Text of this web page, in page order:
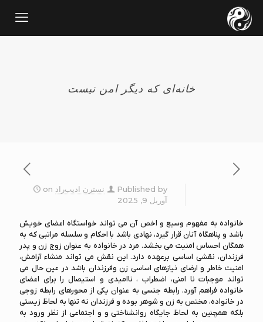
خانه‌ای که دیگر امن نیست
Published by نسترن ادیب‌راد on
آوریل 9, 2025
خانواده به مفهوم وسيع و اخص آن مي تواند خواستگاه اعضاي خويش
باشد و پناهگاه آنان قرار گيرد، نهادي باشد با احكام و سلسله مراتبي كه به
همگان احساس امنيت مي بخشد. مرد در خانواده به عنوان زوج زن و پدر
فرزندان، نقشي اساسي برعهده دارد. اين نقش مي تواند منشاء آرامش،
امنيت خاطر و ارضاي نيازهاي اساسي زن وفرزندان باشد در عين حال مي
تواند موجبات نا امني، اضطراب ، نااميدي و استيصال را براي اعضای
خانواده فراهم آورد. رابطه جنسی به عنوان یکی از محورهای رابطه زوجی
در خانواده، مختص به زن و شوهر بوده و فرزندان نه تنها به لحاظ زیستی
بلکه همچنین به لحاظ جایگاه روانشناختی و و اجتماعی از نظر ورود به